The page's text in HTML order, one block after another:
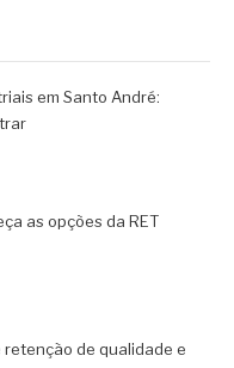
em Santo André:
as opções da RET
de qualidade e